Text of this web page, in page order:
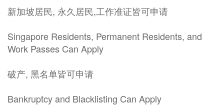
新加坡居民, 永久居民,工作准证皆可申请
Singapore Residents, Permanent Residents, and
Work Passes Can Apply
破产, 黑名单皆可申请
Bankruptcy and Blacklisting Can Apply